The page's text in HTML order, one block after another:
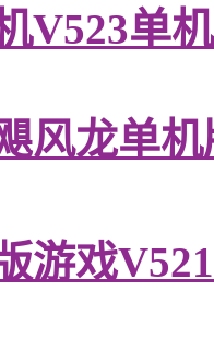
V523单
风龙单
游戏